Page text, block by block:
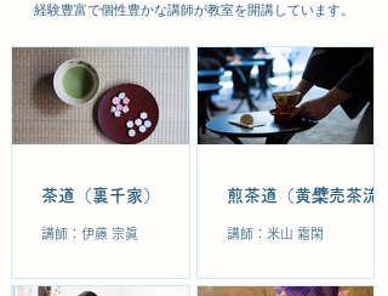
​経験豊富で個性豊かな講師が教室を開講しています。
茶道（裏千家）
講師：伊藤 宗眞
煎茶道（黄檗売茶流）
講師：米山 霜閑